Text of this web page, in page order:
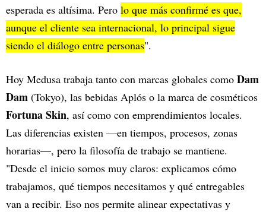
esperada es altísima. Pero lo que más confirmé es que,
aunque el cliente sea internacional, lo principal sigue
siendo el diálogo entre personas".
Hoy Medusa trabaja tanto con marcas globales como Dam
Dam (Tokyo), las bebidas Aplós o la marca de cosméticos
Fortuna Skin, así como con emprendimientos locales.
Las diferencias existen —en tiempos, procesos, zonas
horarias—, pero la filosofía de trabajo se mantiene.
"Desde el inicio somos muy claros: explicamos cómo
trabajamos, qué tiempos necesitamos y qué entregables
van a recibir. Eso nos permite alinear expectativas y